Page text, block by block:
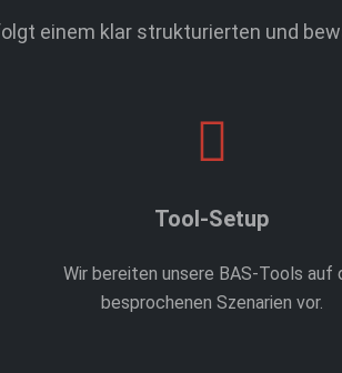
einem klar strukturierten und
Tool-Setup
Wir bereiten unsere BAS-Tools auf
besprochenen Szenarien vor.